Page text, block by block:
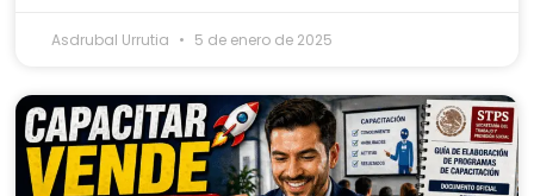
Asdrubal Urrutia 5 de enero de 2025